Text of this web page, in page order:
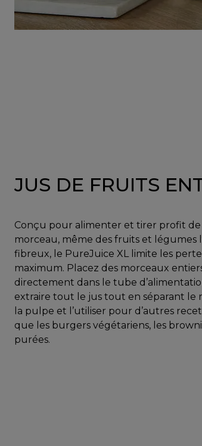
JUS DE FRUITS
Conçu pour alimenter et tirer profit
morceau, même des fruits et légumes
fibreux, le PureJuice XL limite les
maximum. Placez des morceaux
directement dans le tube
extraire tout le jus tout en séparant le
la pulpe et l’utiliser pour d’autres
que les burgers végétariens, les
purées.